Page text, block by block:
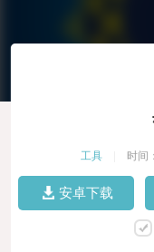
工具 时间
安卓下载